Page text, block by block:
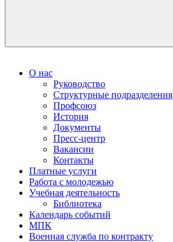
О нас
Руководство
Структурные подразделения
Профсоюз
История
Документы
Пресс-центр
Вакансии
Контакты
Платные услуги
Работа с молодежью
Учебная деятельность
Библиотека
Календарь событий
МПК
Военная служба по контракту